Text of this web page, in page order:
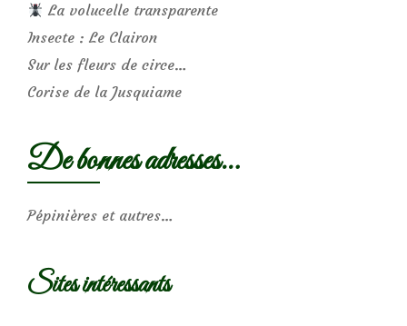
La volucelle transparente
Insecte : Le Clairon
Sur les fleurs de circe…
Corise de la Jusquiame
De bonnes adresses…
Pépinières et autres…
Sites intéressants